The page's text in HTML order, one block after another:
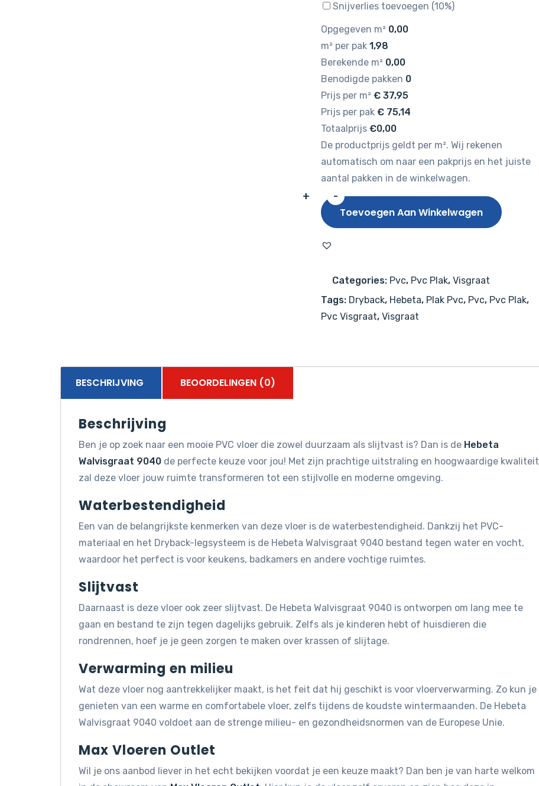
Snijverlies toevoegen (10%)
Opgegeven m² 0,00
m² per pak 1,98
Berekende m² 0,00
Benodigde pakken 0
Prijs per m² €37,95
Prijs per pak €75,14
Totaalprijs €0,00
De productprijs geldt per m². Wij rekenen
automatisch om naar een pakprijs en het juiste
aantal pakken in de winkelwagen.
-
Hebeta
Walvisgraat
aantal
+
Toevoegen Aan Winkelwagen
Categories: Pvc, Pvc Plak, Visgraat
Tags: Dryback, Hebeta, Plak Pvc, Pvc, Pvc Plak,
Pvc Visgraat, Visgraat
BESCHRIJVING BEOORDELINGEN (0)
Beschrijving
Ben je op zoek naar een mooie PVC vloer die zowel duurzaam als slijtvast is? Dan is de Hebeta
Walvisgraat 9040 de perfecte keuze voor jou! Met zijn prachtige uitstraling en hoogwaardige kwaliteit
zal deze vloer jouw ruimte transformeren tot een stijlvolle en moderne omgeving.
Waterbestendigheid
Een van de belangrijkste kenmerken van deze vloer is de waterbestendigheid. Dankzij het PVC-
materiaal en het Dryback-legsysteem is de Hebeta Walvisgraat 9040 bestand tegen water en vocht,
waardoor het perfect is voor keukens, badkamers en andere vochtige ruimtes.
Slijtvast
Daarnaast is deze vloer ook zeer slijtvast. De Hebeta Walvisgraat 9040 is ontworpen om lang mee te
gaan en bestand te zijn tegen dagelijks gebruik. Zelfs als je kinderen hebt of huisdieren die
rondrennen, hoef je je geen zorgen te maken over krassen of slijtage.
Verwarming en milieu
Wat deze vloer nog aantrekkelijker maakt, is het feit dat hij geschikt is voor vloerverwarming. Zo kun je
genieten van een warme en comfortabele vloer, zelfs tijdens de koudste wintermaanden. De Hebeta
Walvisgraat 9040 voldoet aan de strenge milieu- en gezondheidsnormen van de Europese Unie.
Max Vloeren Outlet
Wil je ons aanbod liever in het echt bekijken voordat je een keuze maakt? Dan ben je van harte welkom